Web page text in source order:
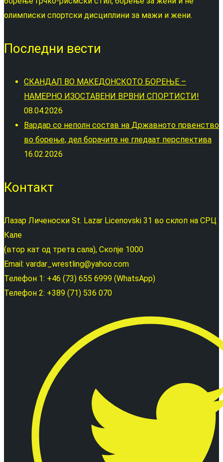
олимписки спортски дисциплини за мажи и жени.
Последни вести
СКАНДАЛ ВО МАКЕДОНСКОТО БОРЕЊЕ –
НАМЕРНО ИЗОСТАВЕНИ ВРВНИ СПОРТИСТИ!
08.04.2026
Вардар со неполн состав на Државното првенство
во борење, дел борачите не гледаат перспектива
16.02.2026
Контакт
Лазар Личеноски St. Lazar Licenovski 31 во склоп на СРЦ
Кале
(втор кат од трета сала), Скопје 1000
Email: vardar_wrestling@yahoo.com
Телефон 1: +46 (73) 655 6999 (WhatsApp)
Телефон 2: +389 (71) 536 070